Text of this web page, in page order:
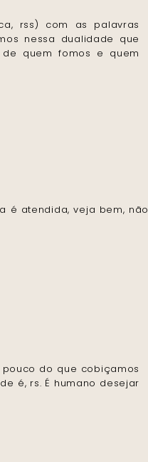
rss) com as palavras
nessa dualidade que
quem fomos e quem
é atendida, veja bem, não
do que cobiçamos
é, rs. É humano desejar